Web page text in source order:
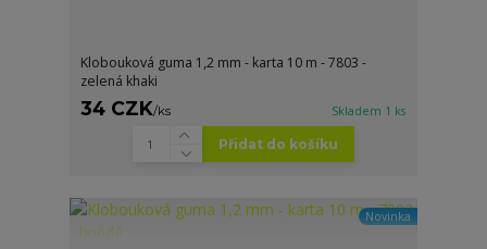
Klobouková guma 1,2 mm - karta 10 m - 7803 -
zelená khaki
34 CZK/ks Skladem 1 ks
Přidat do košíku
Novinka